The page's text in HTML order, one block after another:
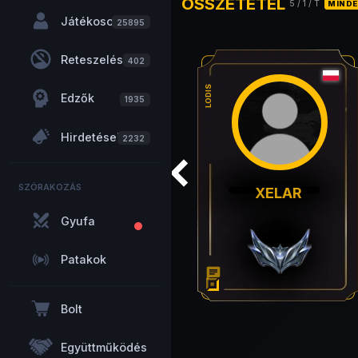
Játékosok25895
Reteszelés 402
Edzők 1935
Hirdetések2232
SZÓRAKOZÁS
Gyufa
Patakok
Bolt
Együttműködés
5 /1 / T
LODIS
chat
XELAR